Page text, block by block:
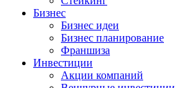
Бизнес
Бизнес идеи
Бизнес планирование
Франшиза
Инвестиции
Акции компаний